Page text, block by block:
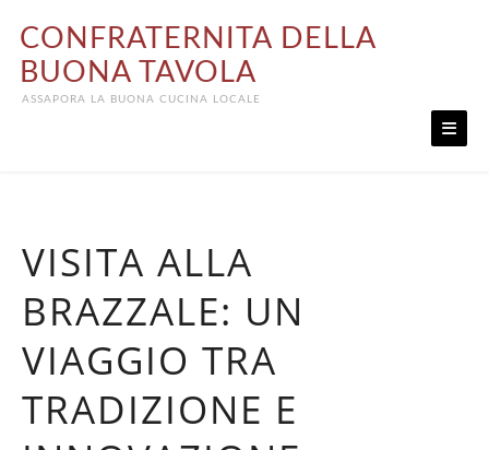
content
CONFRATERNITA DELLA
BUONA TAVOLA
ASSAPORA LA BUONA CUCINA LOCALE
VISITA ALLA
BRAZZALE: UN
VIAGGIO TRA
TRADIZIONE E